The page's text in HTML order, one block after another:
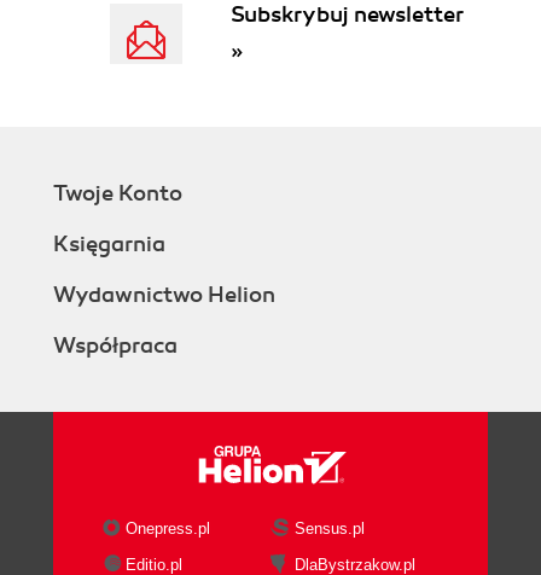
Subskrybuj newsletter
»
Twoje Konto
Księgarnia
Wydawnictwo Helion
Współpraca
Onepress.pl
Sensus.pl
Editio.pl
DlaBystrzakow.pl